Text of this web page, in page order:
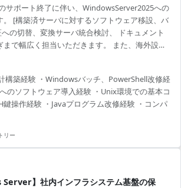
サポート終了に伴い、WindowsServer2025への
。 [構築済サーバに対するソフトウェア移設、バ
の切替、変換サーバ統合検討、 ドキュメント
で幅広く担当いただきます。 また、海外設置
。 【技術スタック】 ・開発言語：Java、
Server、UNIX ・ミドルウェア：Cygwin
作業期間】 6/1～
構築経験 ・Windowsバッチ、PowerShell改修経
のソフトウェア導入経験 ・Unix環境での基本コ
鍵操作経験 ・Javaプログラム改修経験 ・コンパ
リー
Server】社内インフラシステム基盤の保